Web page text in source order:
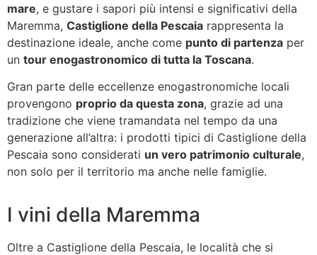
mare, e gustare i sapori più intensi e significativi della
Maremma, Castiglione della Pescaia rappresenta la
destinazione ideale, anche come punto di partenza per
un tour enogastronomico di tutta la Toscana.
Gran parte delle eccellenze enogastronomiche locali
provengono proprio da questa zona, grazie ad una
tradizione che viene tramandata nel tempo da una
generazione all’altra: i prodotti tipici di Castiglione della
Pescaia sono considerati un vero patrimonio culturale,
non solo per il territorio ma anche nelle famiglie.
I vini della Maremma
Oltre a Castiglione della Pescaia, le località che si